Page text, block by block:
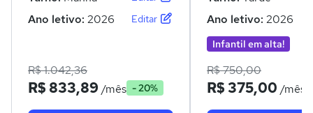
Ano letivo: 2026 Editar
R$ 1.042,36
R$ 833,89 /mês - 20%
Ano letivo: 2026
Infantil em alta!
R$ 750,00
R$ 375,00 /mês